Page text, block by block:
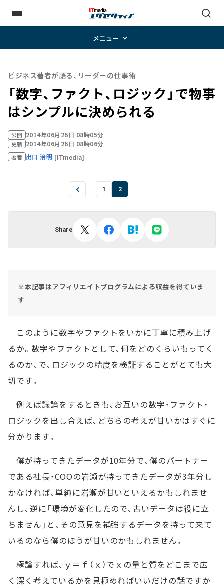
メニュー
ビジネス著者が語る、リーダーの仕事術
「数字、ファクト、ロジック」で物事
はシンプルに決められる
公開 2014年06月26日 08時05分
更新 2014年06月26日 08時06分
著者 出口 治明 [ITmedia]
1 2
Share
※本記事はアフィリエイトプログラムによる収益を得ていま
す
このように数字やファクトをいかに丁寧に積み上げ
るか。数字やファクトとして、何をどのくらいもってく
るのか、で、ロジックの精度を検証することがとても大
切です。
例えば議論をするときも、お互いの数字・ファクト・
ロジックを出し合えば、どちらの考えが甘いかはすぐに
分かります。
僕が持ってきたデータが10年分で、僕のパートナー
である社長・COOの岩瀬が持ってきたデータが3年分し
かなければ、単純に岩瀬が甘いといえるかもしれませ
んし、逆に「環境が変化したので、古いデータは役に立
ちません」と、その意見を補強するデータを持って来て
いるのなら僕のほうが甘いのかもしれません。
極論すれば、ｙ＝ｆ（ｘ）でｘの量と質をどこまで広
く深く考えているかを見極めればいいだけの話ですか